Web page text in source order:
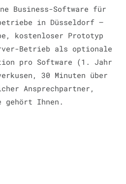
Business-Software für
in Düsseldorf —
kostenloser Prototyp
Betrieb als optionale
pro Software (1. Jahr
30 Minuten über
Ansprechpartner,
gehört Ihnen.